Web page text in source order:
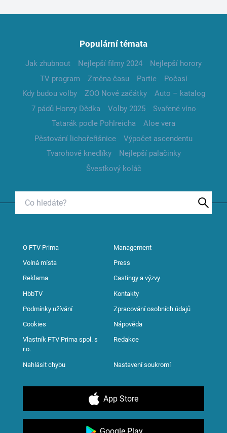
Populární témata
Jak zhubnout Nejlepší filmy 2024
Nejlepší horory
TV program
Změna času Partie
Počasí
Kdy budou volby
ZOO Nové začátky
Auto – katalog
7 pádů Honzy Dědka
Volby 2025
Svařené víno
Tatarák podle Pohlreicha
Aloe vera
Pěstování lichořeřišnice
Výpočet ascendentu
Tvarohové knedlíky
Nejlepší palačinky
Švestkový koláč
O FTV Prima Management
Volná místa Press
Reklama Castingy a výzvy
HbbTV Kontakty
Podmínky užívání Zpracování osobních údajů
Cookies Nápověda
Vlastník FTV Prima spol. s
r.o.
Redakce
Nahlásit chybu Nastavení soukromí
App Store